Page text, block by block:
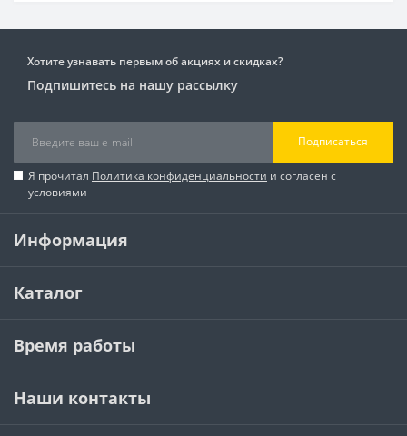
Хотите узнавать первым об акциях и скидках?
Подпишитесь на нашу рассылку
Подписаться
Я прочитал Политика конфиденциальности и согласен с
условиями
Информация
Каталог
Время работы
Наши контакты